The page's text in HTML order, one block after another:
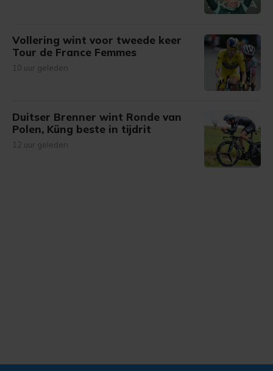
Vollering wint voor tweede keer
Tour de France Femmes
10 uur geleden
Duitser Brenner wint Ronde van
Polen, Küng beste in tijdrit
12 uur geleden